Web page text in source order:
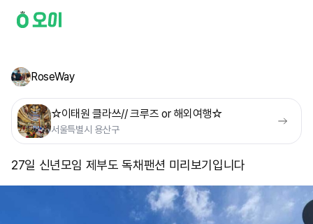
RoseWay
☆이태원 클라쓰// 크루즈 or 해외여행☆
서울특별시 용산구
27일 신년모임 제부도 독채팬션 미리보기입니다